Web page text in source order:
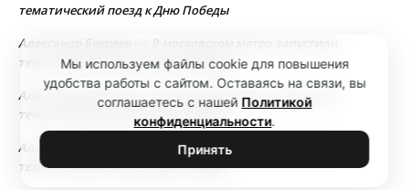
тематический поезд к Дню Победы
Александр Букреев
тематический поезд к Дню Победы
Александр Букреев
В московском метро запустили
тематический поезд к Дню Победы
Александр Букреев
В московском метро запустили
тематический поезд к Дню Победы
Мы используем файлы cookie для повышения
удобства работы с сайтом. Оставаясь на связи, вы
соглашаетесь с нашей Политикой
конфиденциальности.
Принять